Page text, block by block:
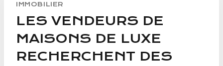
IMMOBILIER
LES VENDEURS DE
MAISONS DE LUXE
RECHERCHENT DES